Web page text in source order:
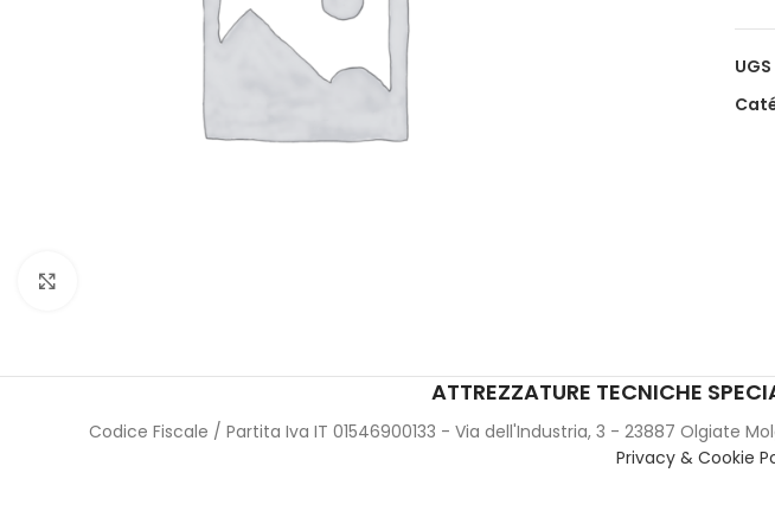
UGS
ATTREZZATURE TECNICHE
Codice Fiscale / Partita Iva IT 01546900133 - Via dell'Industria, 3 - 23887 Olgiate
Privacy & Cookie